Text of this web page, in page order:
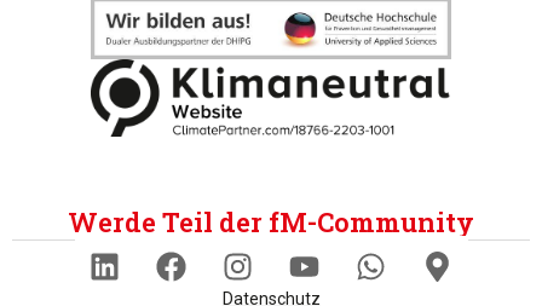
Werde Teil der fM-Community
Datenschutz